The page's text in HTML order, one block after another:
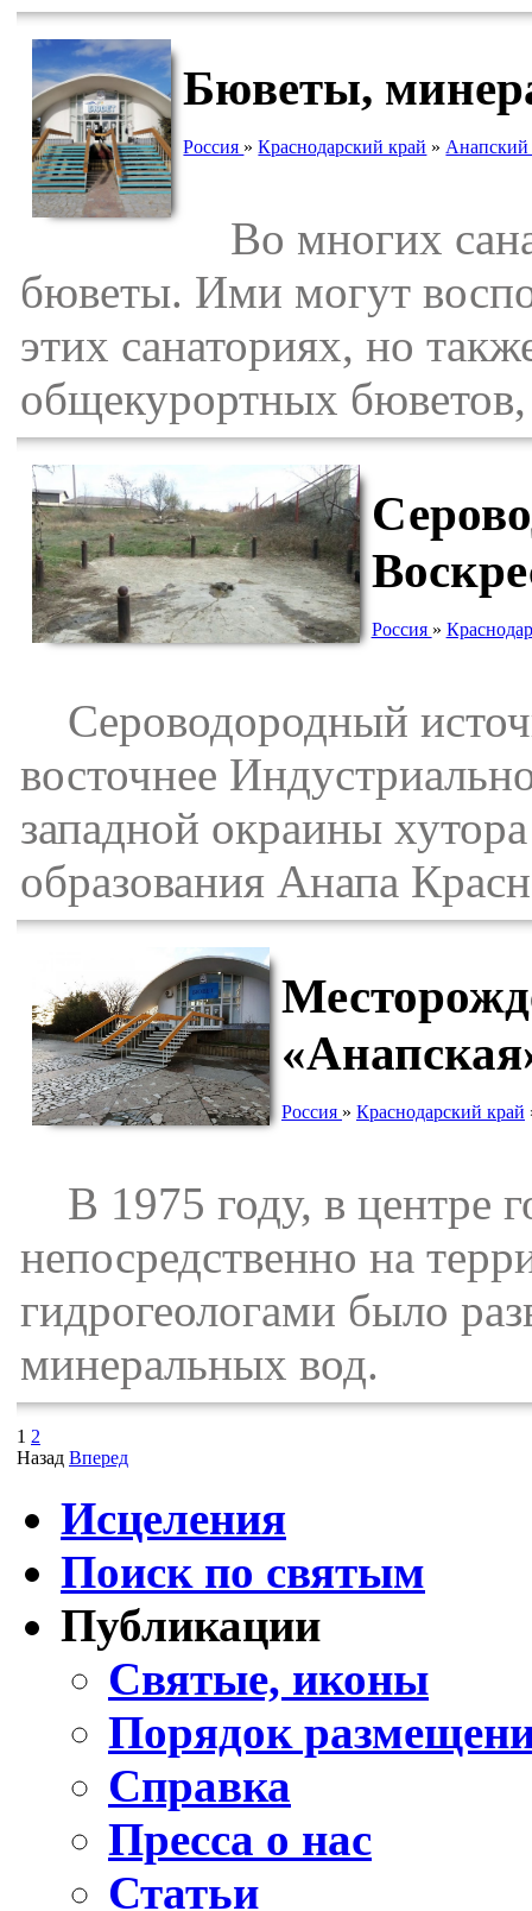
Бюветы,
Россия »Краснодарский край » Анапский
Во многих
бюветы. Ими могут
этих санаториях, но
общекурортных
Россия »
Сероводородный
восточнее
западной окраины
образования Анапа
Россия » Краснодарский край
В 1975 году, в центре
непосредственно на
гидрогеологами было
минеральных вод.
1 2
Назад Вперед
Исцеления
Поиск по святым
Публикации
Святые, иконы
Порядок
Справка
Пресса о нас
Статьи